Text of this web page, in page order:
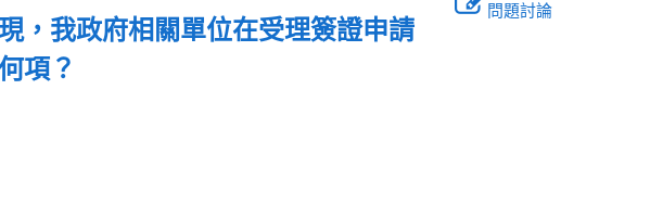
問題討論
，我政府相關單位在受理簽證申請
項？